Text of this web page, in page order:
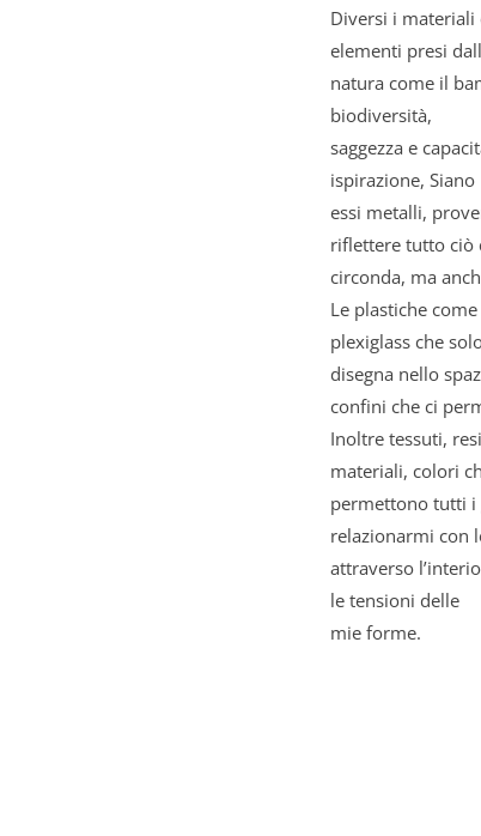
Diversi i materiali
elementi presi
natura come il
biodiversità,
saggezza e
ispirazione, Siano
essi metalli,
riflettere tutto ciò
circonda, ma
Le plastiche
plexiglass che
disegna nello
confini che ci
Inoltre tessuti,
materiali, colori
permettono tutti i
relazionarmi con
attraverso
le tensioni delle
mie forme.